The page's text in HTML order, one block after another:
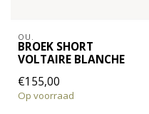
OU.
BROEK SHORT
VOLTAIRE BLANCHE
€155,00
Op voorraad